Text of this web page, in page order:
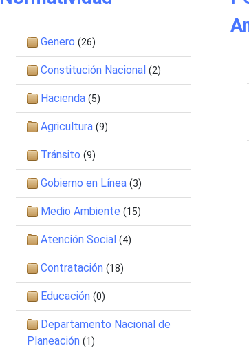
Genero (26)
Constitución Nacional (2)
Hacienda (5)
Agricultura (9)
Tránsito (9)
Gobierno en Línea (3)
Medio Ambiente (15)
Atención Social (4)
Contratación (18)
Educación (0)
Departamento Nacional de
Planeación (1)